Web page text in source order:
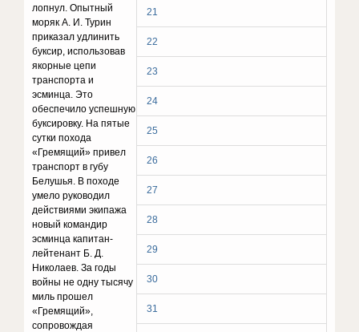
21
22
23
24
25
26
27
28
29
30
31
лопнул. Опытный
моряк А. И. Турин
приказал удлинить
буксир, использовав
якорные цепи
транспорта и
эсминца. Это
обеспечило успешную
буксировку. На пятые
сутки похода
«Гремящий» привел
транспорт в губу
Белушья. В походе
умело руководил
действиями экипажа
новый командир
эсминца капитан-
лейтенант Б. Д.
Николаев. За годы
войны не одну тысячу
миль прошел
«Гремящий»,
сопровождая